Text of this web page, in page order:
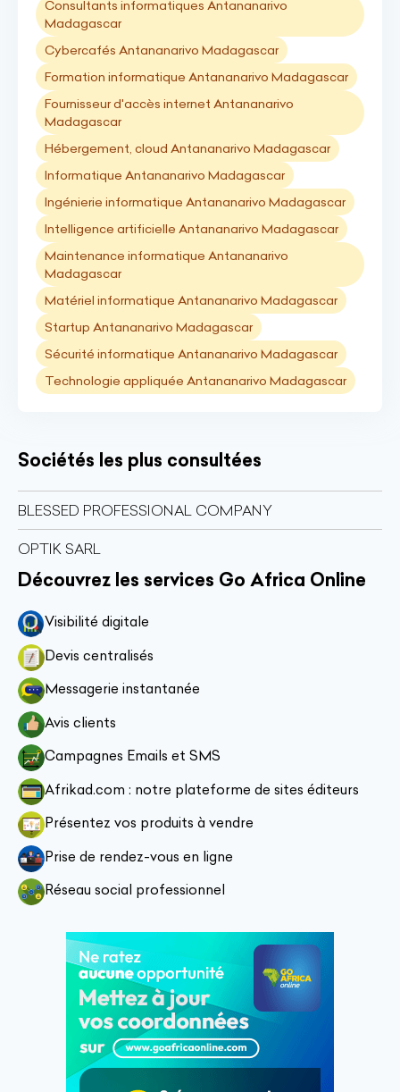
Consultants informatiques Antananarivo
Madagascar
Cybercafés Antananarivo Madagascar
Formation informatique Antananarivo Madagascar
Fournisseur d'accès internet Antananarivo
Madagascar
Hébergement, cloud Antananarivo Madagascar
Informatique Antananarivo Madagascar
Ingénierie informatique Antananarivo Madagascar
Intelligence artificielle Antananarivo Madagascar
Maintenance informatique Antananarivo
Madagascar
Matériel informatique Antananarivo Madagascar
Startup Antananarivo Madagascar
Sécurité informatique Antananarivo Madagascar
Technologie appliquée Antananarivo Madagascar
Sociétés les plus consultées
BLESSED PROFESSIONAL COMPANY
OPTIK SARL
Découvrez les services Go Africa Online
Visibilité digitale
Devis centralisés
Messagerie instantanée
Avis clients
Campagnes Emails et SMS
Afrikad.com : notre plateforme de sites éditeurs
Présentez vos produits à vendre
Prise de rendez-vous en ligne
Réseau social professionnel